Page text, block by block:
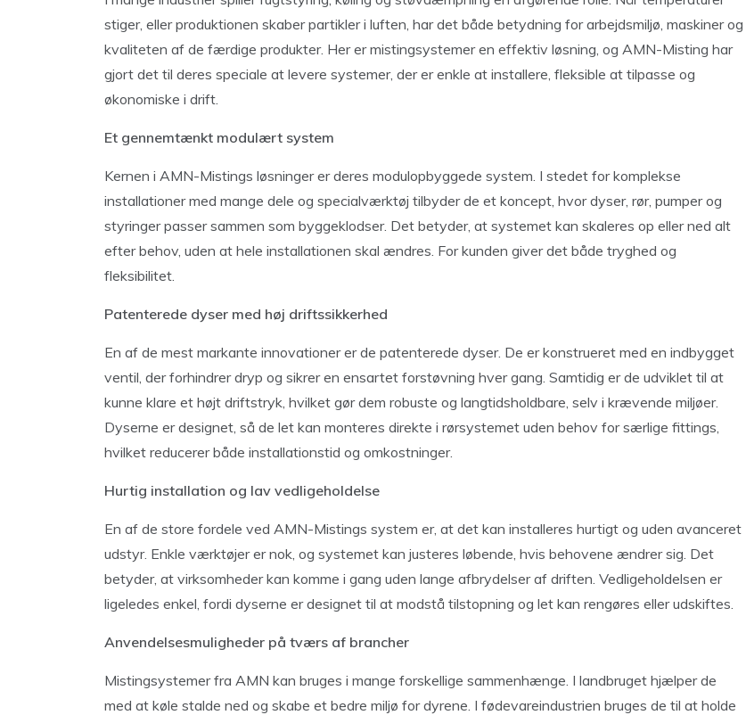
stiger, eller produktionen skaber partikler i luften, har det både betydning for arbejdsmiljø, maskiner og
kvaliteten af de færdige produkter. Her er mistingsystemer en effektiv løsning, og AMN-Misting har
gjort det til deres speciale at levere systemer, der er enkle at installere, fleksible at tilpasse og
økonomiske i drift.
Et gennemtænkt modulært system
Kernen i AMN-Mistings løsninger er deres modulopbyggede system. I stedet for komplekse
installationer med mange dele og specialværktøj tilbyder de et koncept, hvor dyser, rør, pumper og
styringer passer sammen som byggeklodser. Det betyder, at systemet kan skaleres op eller ned alt
efter behov, uden at hele installationen skal ændres. For kunden giver det både tryghed og
fleksibilitet.
Patenterede dyser med høj driftssikkerhed
En af de mest markante innovationer er de patenterede dyser. De er konstrueret med en indbygget
ventil, der forhindrer dryp og sikrer en ensartet forstøvning hver gang. Samtidig er de udviklet til at
kunne klare et højt driftstryk, hvilket gør dem robuste og langtidsholdbare, selv i krævende miljøer.
Dyserne er designet, så de let kan monteres direkte i rørsystemet uden behov for særlige fittings,
hvilket reducerer både installationstid og omkostninger.
Hurtig installation og lav vedligeholdelse
En af de store fordele ved AMN-Mistings system er, at det kan installeres hurtigt og uden avanceret
udstyr. Enkle værktøjer er nok, og systemet kan justeres løbende, hvis behovene ændrer sig. Det
betyder, at virksomheder kan komme i gang uden lange afbrydelser af driften. Vedligeholdelsen er
ligeledes enkel, fordi dyserne er designet til at modstå tilstopning og let kan rengøres eller udskiftes.
Anvendelsesmuligheder på tværs af brancher
Mistingsystemer fra AMN kan bruges i mange forskellige sammenhænge. I landbruget hjælper de
med at køle stalde ned og skabe et bedre miljø for dyrene. I fødevareindustrien bruges de til at holde